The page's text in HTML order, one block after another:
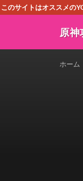
このサイトはオススメの
原神
ホーム